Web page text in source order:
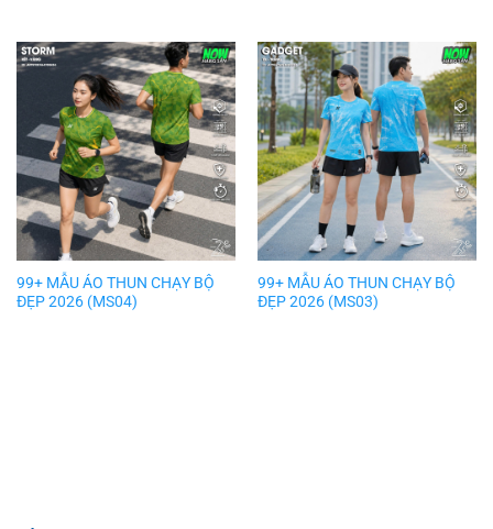
99+ MẪU ÁO THUN CHẠY BỘ
ĐẸP 2026 (MS04)
99+ MẪU ÁO THUN CHẠY BỘ
ĐẸP 2026 (MS03)